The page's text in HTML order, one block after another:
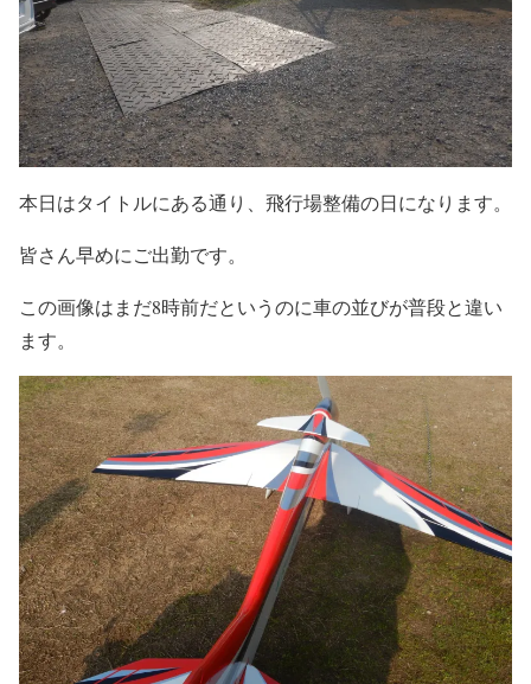
本日はタイトルにある通り、飛行場整備の日になります。
皆さん早めにご出勤です。
この画像はまだ8時前だというのに車の並びが普段と違い
ます。